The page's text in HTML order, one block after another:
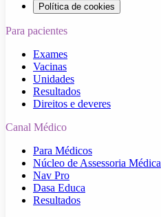
Política de cookies
Para pacientes
Exames
Vacinas
Unidades
Resultados
Direitos e deveres
Canal Médico
Para Médicos
Núcleo de Assessoria Médica
Nav Pro
Dasa Educa
Resultados